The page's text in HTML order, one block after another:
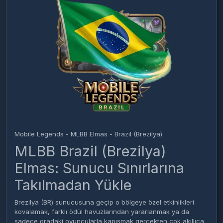
Mobile Legends - MLBB Elmas - Brazil (Brezilya)
MLBB Brazil (Brezilya)
Elmas: Sunucu Sınırlarına
Takılmadan Yükle
Brezilya (BR) sunucusuna geçip o bölgeye özel etkinlikleri
kovalamak, farklı ödül havuzlarından yararlanmak ya da
sadece oradaki oyuncularla kapışmak gerçekten çok akıllıca